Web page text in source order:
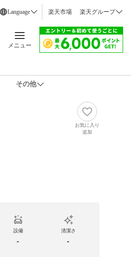
Language 楽天市場 楽天グループ
メニュー
その他
お気に入り
追加
設備
-
清潔さ
-